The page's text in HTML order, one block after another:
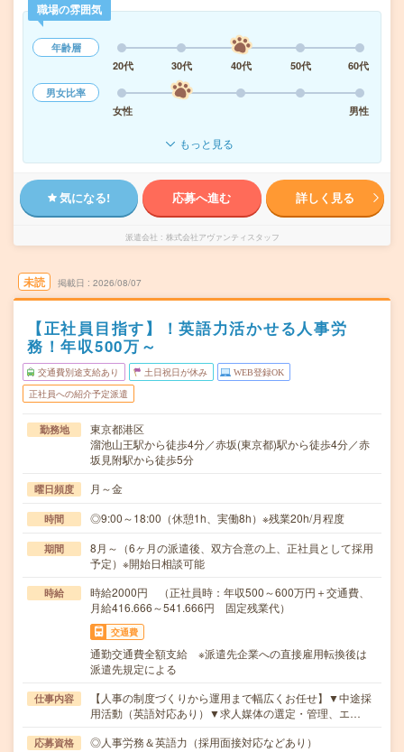
職場の雰囲気
年齢層
20代
30代 40代 50代
60代
男女比率
女性
男性
もっと見る
気になる! 応募へ進む 詳しく見る
派遣会社 株式会社アヴァンティスタッフ
未読 掲載日 2026/08/07
【正社員目指す】！英語力活かせる人事労
務！年収500万～
交通費別途支給あり 土日祝日が休み WEB登録OK
正社員への紹介予定派遣
勤務地
東京都港区
溜池山王駅から徒歩4分／赤坂(東京都)駅から徒歩4分／赤
坂見附駅から徒歩5分
曜日頻度 月～金
時間 ◎9:00～18:00（休憩1h、実働8h）※残業20h/月程度
期間
8月～（6ヶ月の派遣後、双方合意の上、正社員として採用
予定）※開始日相談可能
時給
時給2000円 （正社員時：年収500～600万円＋交通費、
月給416.666～541.666円 固定残業代）
交通費
通勤交通費全額支給 ※派遣先企業への直接雇用転換後は
派遣先規定による
仕事内容
【人事の制度づくりから運用まで幅広くお任せ】▼中途採
用活動（英語対応あり）▼求人媒体の選定・管理、エ…
応募資格 ◎人事労務＆英語力（採用面接対応などあり）